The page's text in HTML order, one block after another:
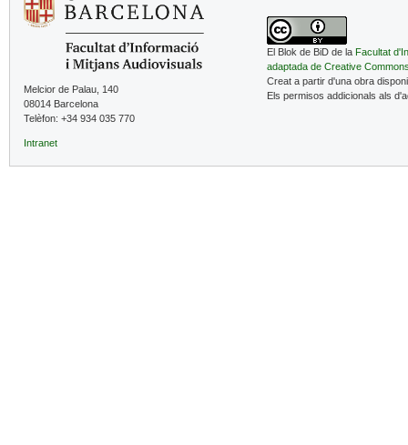
Melcior de Palau, 140
08014 Barcelona
Telèfon: +34 934 035 770
Intranet
El Blok de BiD de la Facultat
adaptada de Creative
Creat a partir d'una obra
Els permisos addicionals als